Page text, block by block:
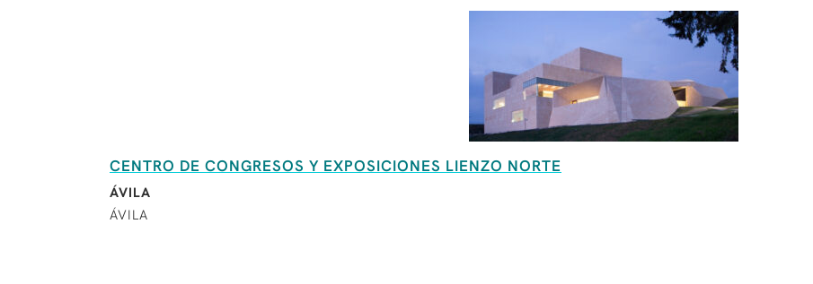
CENTRO DE CONGRESOS Y EXPOSICIONES LIENZO NORTE
ÁVILA
ÁVILA